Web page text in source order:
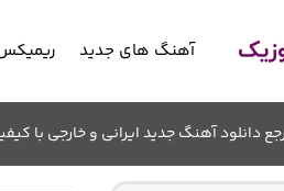
آهنگ های جدید
آهنگ جدید ایرانی و خارجی با